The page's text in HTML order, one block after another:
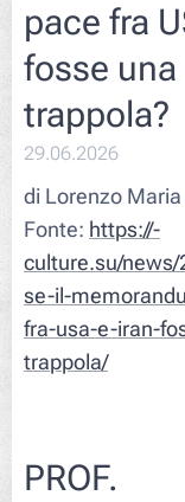
pace fra
fosse una
trappola?
29.06.2026
di Lorenzo Maria
Fonte: https://-
culture.su/
se-il-
fra-usa-e-iran-
trappola/
PROF.